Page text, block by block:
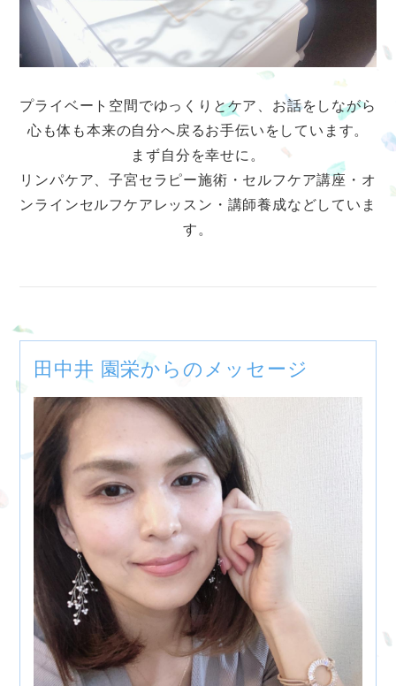
プライベート空間でゆっくりとケア、お話をしながら
心も体も本来の自分へ戻るお手伝いをしています。
まず自分を幸せに。
リンパケア、子宮セラピー施術・セルフケア講座・オ
ンラインセルフケアレッスン・講師養成などしていま
す。
田中井 園栄からのメッセージ